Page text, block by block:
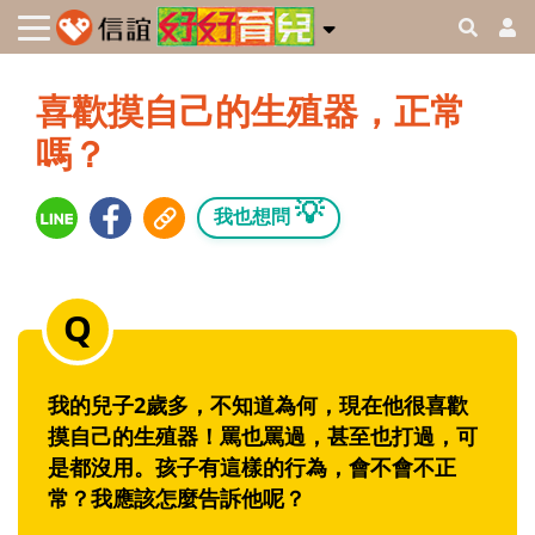
喜歡摸自己的生殖器，正常
嗎？
我也想問 💡
我的兒子2歲多，不知道為何，現在他很喜歡
摸自己的生殖器！罵也罵過，甚至也打過，可
是都沒用。孩子有這樣的行為，會不會不正
常？我應該怎麼告訴他呢？